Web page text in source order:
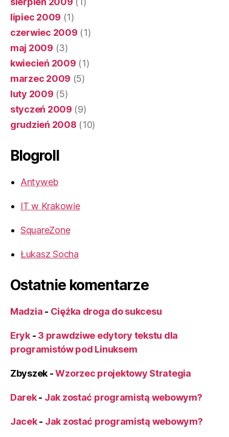
lipiec 2009 (1)
czerwiec 2009 (1)
maj 2009 (3)
kwiecień 2009 (1)
marzec 2009 (5)
luty 2009 (5)
styczeń 2009 (9)
grudzień 2008 (10)
Blogroll
Antyweb
IT w Krakowie
SquareZone
Łukasz Socha
Ostatnie komentarze
Madzia - Ciężka droga do sukcesu
Eryk- 3 prawdziwe edytory tekstu dla
programistów pod Linuksem
Zbyszek -Wzorzec projektowy Strategia
Darek- Jak zostać programistą webowym?
Jacek- Jak zostać programistą webowym?